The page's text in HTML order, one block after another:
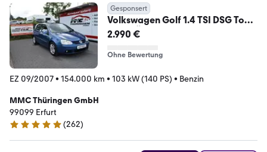
Gesponsert
Volkswagen Golf 1.4 TSI DSG Tour
KEIN TÜV
2.990 €
Ohne Bewertung
EZ 09/2007• 154.000 km • 103 kW (140 PS) • Benzin
MMC Thüringen GmbH
99099 Erfurt
4.9 Sterne
(262)